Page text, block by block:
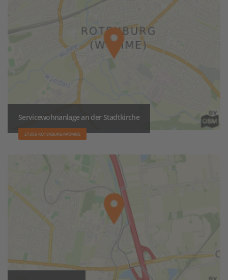
Servicewohnanlage an der Stadtkirche
27356 ROTENBURG/WÜMME